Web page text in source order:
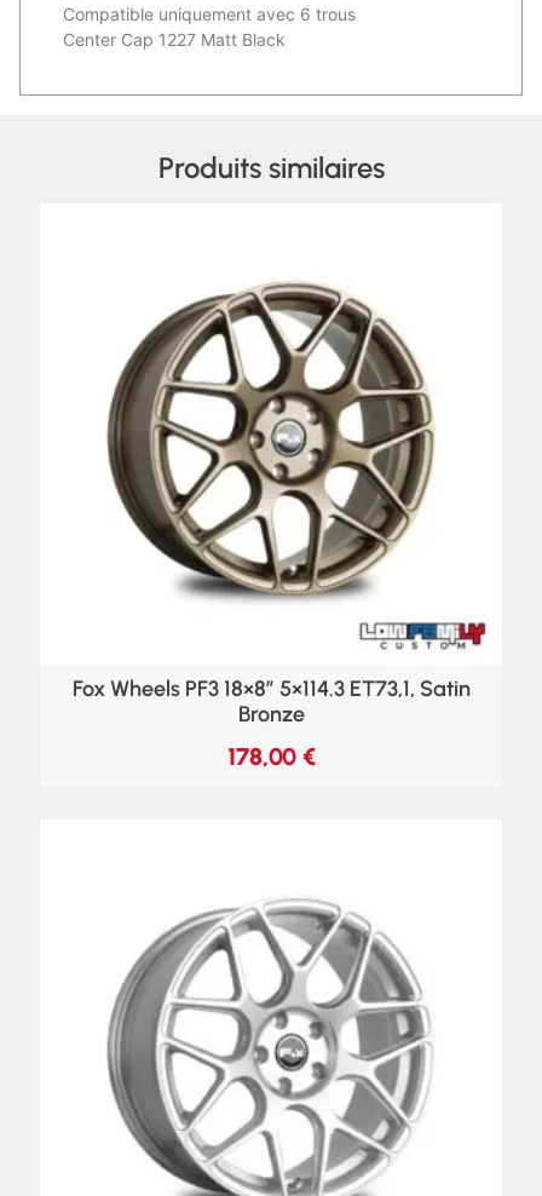
Compatible uniquement avec 6 trous
Center Cap 1227 Matt Black
Produits similaires
Fox Wheels PF3 18×8″ 5×114.3 ET73,1, Satin
Bronze
178,00 €